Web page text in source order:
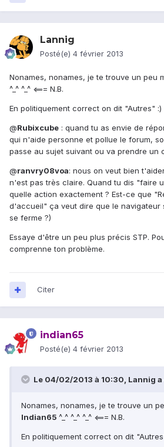
Lannig
Posté(e) 4 février 2013
Nonames, nonames, je te trouve un peu
^_^ ^_^ <=== N.B.
En politiquement correct on dit "Autres" :)
@Rubixcube : quand tu as envie de
qui n'aide personne et pollue le forum,
passe au sujet suivant ou va prendre un
@ranvry08voa: nous on veut bien
n'est pas très claire. Quand tu dis "faire
quelle action exactement ? Est-ce que
d'accueil" ça veut dire que le navigateur
se ferme ?)
Essaye d'être un peu plus précis STP.
comprenne ton problème.
Citer
indian65
Posté(e) 4 février 2013
Le 04/02/2013 à 10:30, Lannig a
Nonames, nonames, je te trouve un
Indian65 ^_^ ^_^ ^_^ <=== N.B.
En politiquement correct on dit